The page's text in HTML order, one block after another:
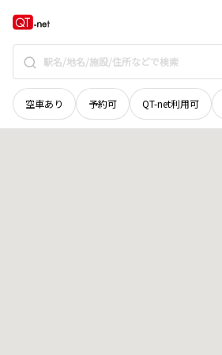
空車あり 予約可 QT-net利用可
北海道